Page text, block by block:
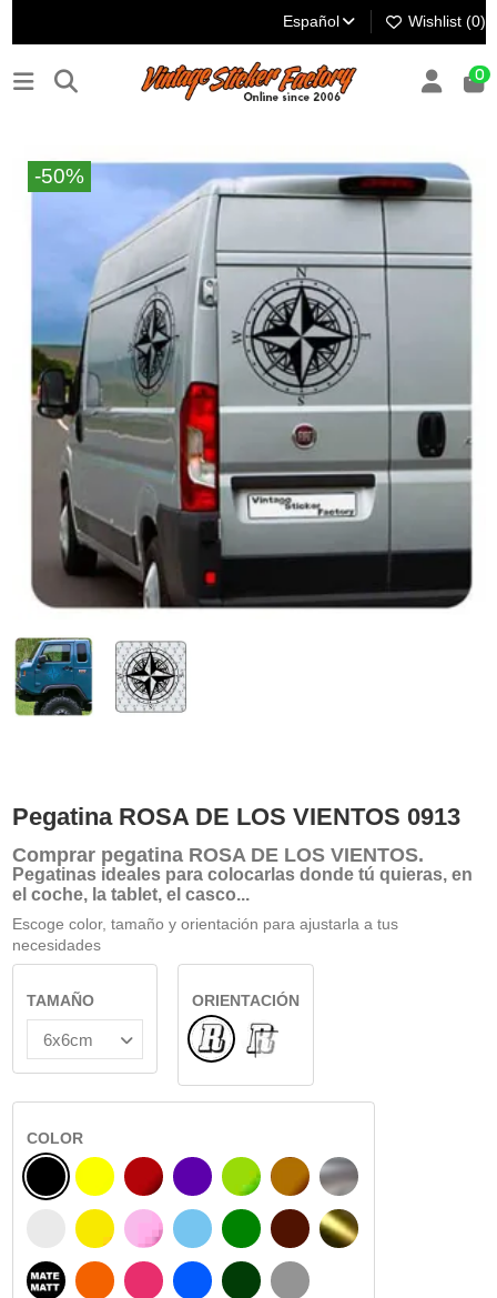
Español Wishlist (0)
0
-50%
Pegatina ROSA DE LOS VIENTOS 0913
Comprar pegatina ROSA DE LOS VIENTOS.
Pegatinas ideales para colocarlas donde tú quieras, en
el coche, la tablet, el casco...
Escoge color, tamaño y orientación para ajustarla a tus
necesidades
TAMAÑO
ORIENTACIÓN
NormalINTERIOR CRISTAL
COLOR
NEGRO
BLANCO
NEGRO MATE
AMARILLO
AMARILLO SENAL
NARANJA
BURDEOS
ROSA
FUCSIA
MORADO
AZUL CIELO
AZUL
VERDE CLARO
VERDE
VERDE OSCURO
AVELLANA
CHOCOLATE
GRIS
PLATA
ORO